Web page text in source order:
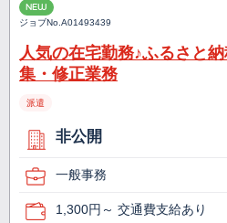
NEW
ジョブNo.A01493439
人気の在宅勤務♪ふるさと
集・修正業務
派遣
非公開
一般事務
1,300円～ 交通費支給あり